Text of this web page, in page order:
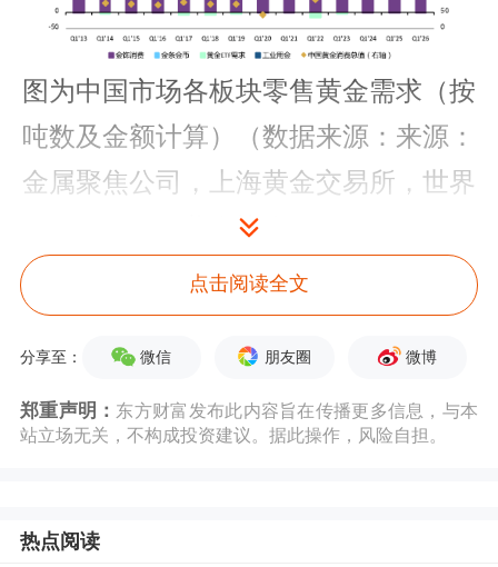
图为中国市场各板块零售黄金需求（按
吨数及金额计算）（数据来源：来源：
金属聚焦公司，上海黄金交易所，世界
黄金协会）
具体数据显示，一季度金饰需求同比下
降32%，至85吨，但环比回升4%。整体
位，持续对国内金饰消费施压。不过，
点击阅读全文
分享至： 微信 朋友圈 微博
郑重声明： 东方财富发布此内容旨在传播更多信息，与本
站立场无关，不构成投资建议。据此操作，风险自担。
热点阅读